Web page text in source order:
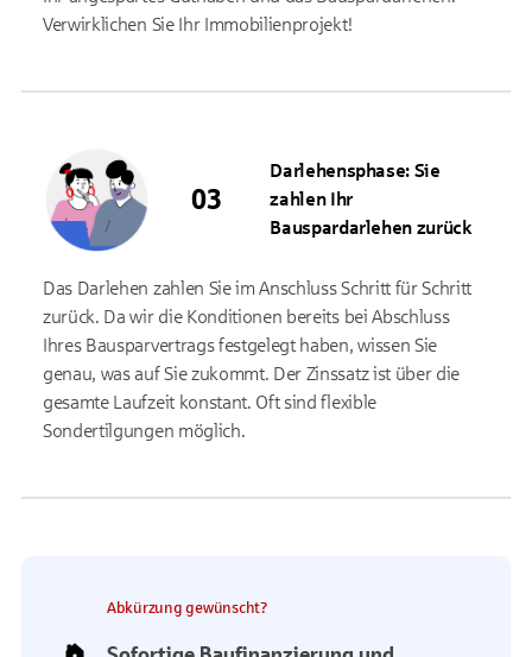
Verwirklichen Sie Ihr Immobilienprojekt!
Darlehensphase: Sie
zahlen Ihr
Bauspardarlehen zurück
Das Darlehen zahlen Sie im Anschluss Schritt für Schritt
zurück. Da wir die Konditionen bereits bei Abschluss
Ihres Bausparvertrags festgelegt haben, wissen Sie
genau, was auf Sie zukommt. Der Zinssatz ist über die
gesamte Laufzeit konstant. Oft sind flexible
Sondertilgungen möglich.
Abkürzung gewünscht?